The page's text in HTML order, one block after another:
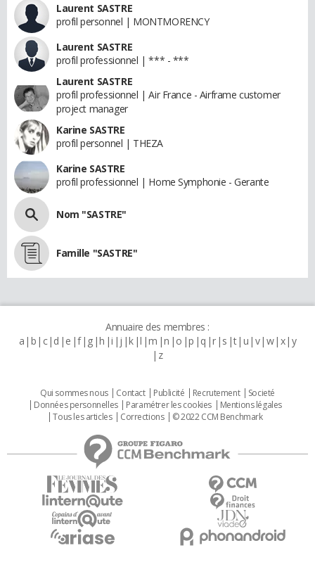
Laurent SASTRE
profil personnel | MONTMORENCY
Laurent SASTRE
profil professionnel | *** - ***
Laurent SASTRE
profil professionnel | Air France - Airframe customer
project manager
Karine SASTRE
profil personnel | THEZA
Karine SASTRE
profil professionnel | Home Symphonie - Gerante
Nom "SASTRE"
Famille "SASTRE"
Annuaire des membres :
a b c d e f g h i j k l m n o p q r s t u v w x y
z
Qui sommes nous Contact Publicité Recrutement
Societé
Données personnelles
Paramétrer les cookies
Mentions légales
Tous les articles
Corrections © 2022 CCM Benchmark